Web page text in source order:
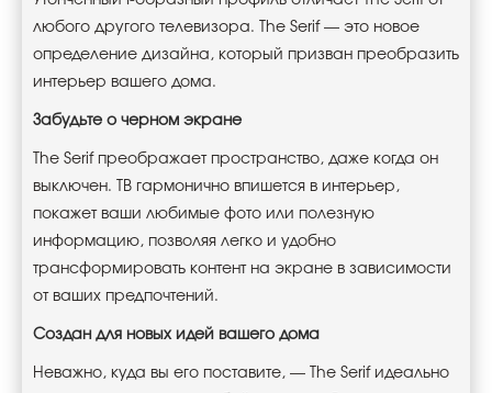
любого другого телевизора. The Serif — это новое
определение дизайна, который призван преобразить
интерьер вашего дома.
Забудьте о черном экране
The Serif преображает пространство, даже когда он
выключен. ТВ гармонично впишется в интерьер,
покажет ваши любимые фото или полезную
информацию, позволяя легко и удобно
трансформировать контент на экране в зависимости
от ваших предпочтений.
Создан для новых идей вашего дома
Неважно, куда вы его поставите, — The Serif идеально